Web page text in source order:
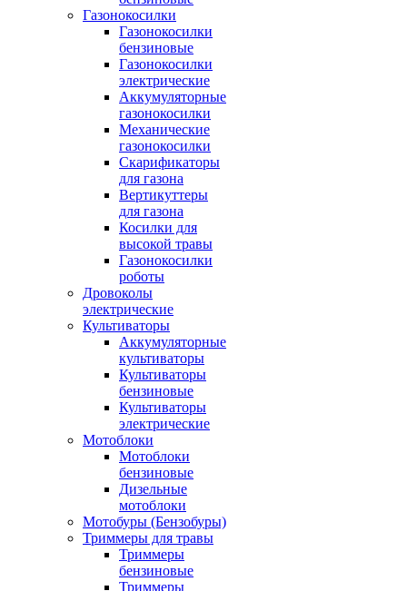
Газонокосилки
Газонокосилки
бензиновые
Газонокосилки
электрические
Аккумуляторные
газонокосилки
Механические
газонокосилки
Скарификаторы
для газона
Вертикуттеры
для газона
Косилки для
высокой травы
Газонокосилки
роботы
Дровоколы
электрические
Культиваторы
Аккумуляторные
культиваторы
Культиваторы
бензиновые
Культиваторы
электрические
Мотоблоки
Мотоблоки
бензиновые
Дизельные
мотоблоки
Мотобуры (Бензобуры)
Триммеры для травы
Триммеры
бензиновые
Триммеры